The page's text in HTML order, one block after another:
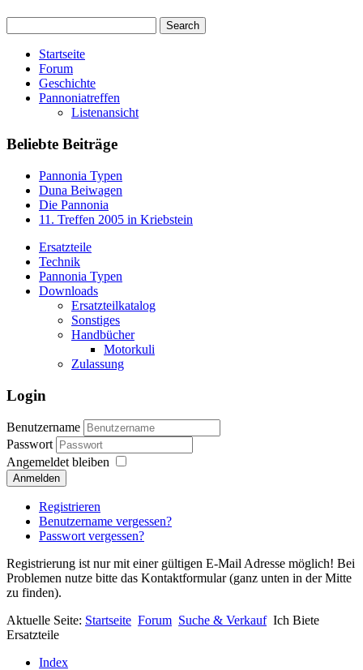
Startseite
Forum
Geschichte
Pannoniatreffen
Listenansicht
Beliebte Beiträge
Pannonia Typen
Duna Beiwagen
Die Pannonia
11. Treffen 2005 in Kriebstein
Ersatzteile
Technik
Pannonia Typen
Downloads
Ersatzteilkatalog
Sonstiges
Handbücher
Motorkuli
Zulassung
Login
Benutzername
Passwort
Angemeldet bleiben
Anmelden
Registrieren
Benutzername vergessen?
Passwort vergessen?
Registrierung ist nur mit einer gültigen E-Mail Adresse möglich! Bei
Problemen nutze bitte das Kontaktformular (ganz unten in der Mitte
zu finden).
Aktuelle Seite: Startseite Forum Suche & Verkauf Ich Biete
Ersatzteile
Index